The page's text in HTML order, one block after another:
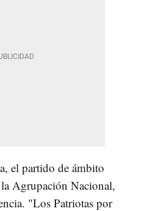
el partido de ámbito
Agrupación Nacional,
"Los Patriotas por